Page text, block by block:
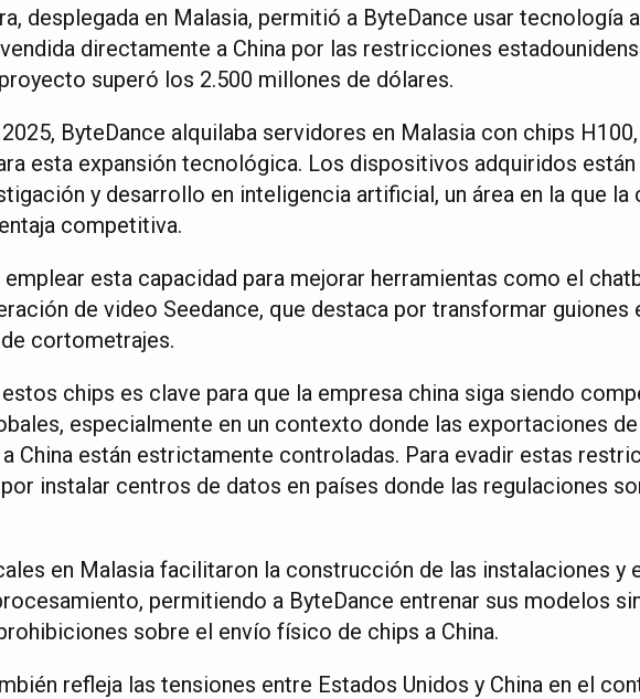
desplegada en Malasia, permitió a ByteDance usar tecnología
directamente a China por las restricciones
superó los 2.500 millones de dólares.
ByteDance alquilaba servidores en Malasia con chips
esta expansión tecnológica. Los dispositivos adquiridos están
y desarrollo en inteligencia artificial, un área en la que la
competitiva.
emplear esta capacidad para mejorar herramientas como el
de video Seedance, que destaca por transformar guiones
cortometrajes.
chips es clave para que la empresa china siga siendo
especialmente en un contexto donde las exportaciones de
China están estrictamente controladas. Para evadir estas
instalar centros de datos en países donde las regulaciones
en Malasia facilitaron la construcción de las instalaciones y
permitiendo a ByteDance entrenar sus modelos
sobre el envío físico de chips a China.
refleja las tensiones entre Estados Unidos y China en el